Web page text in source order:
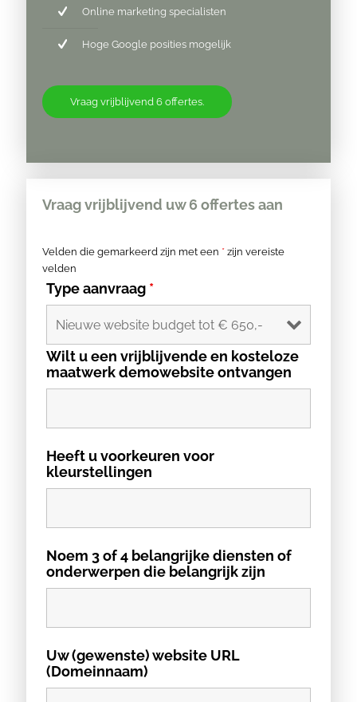
Online marketing specialisten
Hoge Google posities mogelijk
Vraag vrijblijvend 6 offertes.
Vraag vrijblijvend uw 6 offertes aan
Velden die gemarkeerd zijn met een * zijn vereiste
velden
Type aanvraag *
Wilt u een vrijblijvende en kosteloze
maatwerk demowebsite ontvangen
Heeft u voorkeuren voor
kleurstellingen
Noem 3 of 4 belangrijke diensten of
onderwerpen die belangrijk zijn
Uw (gewenste) website URL
(Domeinnaam)